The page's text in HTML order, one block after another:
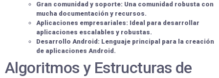
Gran comunidad y soporte: Una comunidad robusta con
mucha documentación y recursos.
Aplicaciones empresariales: Ideal para desarrollar
aplicaciones escalables y robustas.
Desarrollo Android: Lenguaje principal para la creación
de aplicaciones Android.
Algoritmos y Estructuras de